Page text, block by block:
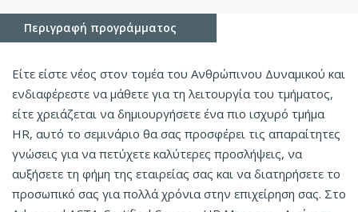
Περιγραφή προγράμματος
Είτε είστε νέος στον τομέα του Ανθρώπινου Δυναμικού και
ενδιαφέρεστε να μάθετε για τη λειτουργία του τμήματος,
είτε χρειάζεται να δημιουργήσετε ένα πιο ισχυρό τμήμα
HR, αυτό το σεμινάριο θα σας προσφέρει τις απαραίτητες
γνώσεις για να πετύχετε καλύτερες προσλήψεις, να
αυξήσετε τη φήμη της εταιρείας σας και να διατηρήσετε το
προσωπικό σας για πολλά χρόνια στην επιχείρηση σας. Στο